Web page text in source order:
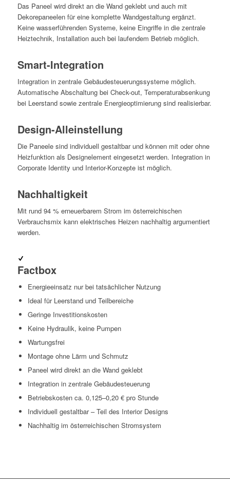
Das Paneel wird direkt an die Wand geklebt und auch mit
Dekorepaneelen für eine komplette Wandgestaltung ergänzt.
Keine wasserführenden Systeme, keine Eingriffe in die zentrale
Heiztechnik, Installation auch bei laufendem Betrieb möglich.
Smart-Integration
Integration in zentrale Gebäudesteuerungssysteme möglich.
Automatische Abschaltung bei Check-out, Temperaturabsenkung
bei Leerstand sowie zentrale Energieoptimierung sind realisierbar.
Design-Alleinstellung
Die Paneele sind individuell gestaltbar und können mit oder ohne
Heizfunktion als Designelement eingesetzt werden. Integration in
Corporate Identity und Interior-Konzepte ist möglich.
Nachhaltigkeit
Mit rund 94 % erneuerbarem Strom im österreichischen
Verbrauchsmix kann elektrisches Heizen nachhaltig argumentiert
werden.
Factbox
Energieeinsatz nur bei tatsächlicher Nutzung
Ideal für Leerstand und Teilbereiche
Geringe Investitionskosten
Keine Hydraulik, keine Pumpen
Wartungsfrei
Montage ohne Lärm und Schmutz
Paneel wird direkt an die Wand geklebt
Integration in zentrale Gebäudesteuerung
Betriebskosten ca. 0,125–0,20 € pro Stunde
Individuell gestaltbar – Teil des Interior Designs
Nachhaltig im österreichischen Stromsystem